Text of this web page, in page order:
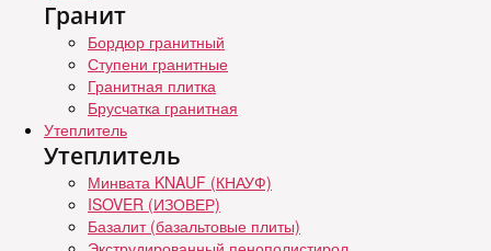
Гранит
Бордюр гранитный
Ступени гранитные
Гранитная плитка
Брусчатка гранитная
Утеплитель
Утеплитель
Минвата KNAUF (КНАУФ)
ISOVER (ИЗОВЕР)
Базалит (базальтовые плиты)